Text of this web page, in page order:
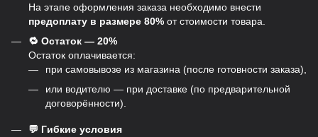
На этапе оформления заказа необходимо внести
предоплату в размере 80% от стоимости товара.
🔁 Остаток — 20%
Остаток оплачивается:
при самовывозе из магазина (после готовности заказа),
или водителю — при доставке (по предварительной
договорённости).
💬 Гибкие условия